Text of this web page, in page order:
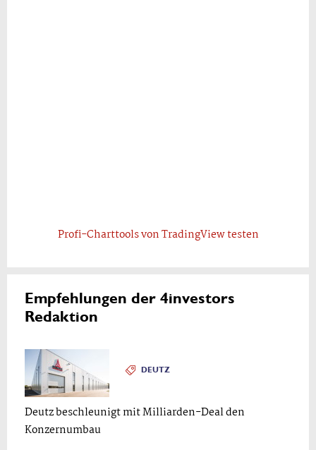
Profi-Charttools von TradingView testen
Empfehlungen der 4investors
Redaktion
DEUTZ
Deutz beschleunigt mit Milliarden-Deal den
Konzernumbau